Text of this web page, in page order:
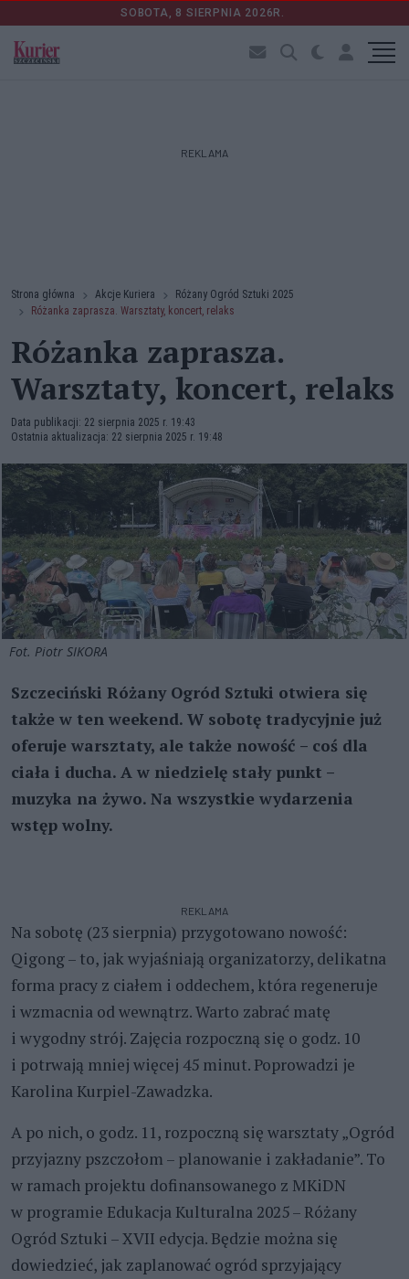
SOBOTA, 8 SIERPNIA 2026R.
REKLAMA
Strona główna Akcje Kuriera
Różany Ogród Sztuki 2025
Różanka zaprasza. Warsztaty, koncert, relaks
Różanka zaprasza.
Warsztaty, koncert, relaks
Data publikacji: 22 sierpnia 2025 r. 19:43
Ostatnia aktualizacja: 22 sierpnia 2025 r. 19:48
Fot. Piotr SIKORA
Szczeciński Różany Ogród Sztuki otwiera się
także w ten weekend. W sobotę tradycyjnie już
oferuje warsztaty, ale także nowość – coś dla
ciała i ducha. A w niedzielę stały punkt –
muzyka na żywo. Na wszystkie wydarzenia
wstęp wolny.
REKLAMA
Na sobotę (23 sierpnia) przygotowano nowość:
Qigong – to, jak wyjaśniają organizatorzy, delikatna
forma pracy z ciałem i oddechem, która regeneruje
i wzmacnia od wewnątrz. Warto zabrać matę
i wygodny strój. Zajęcia rozpoczną się o godz. 10
i potrwają mniej więcej 45 minut. Poprowadzi je
Karolina Kurpiel-Zawadzka.
A po nich, o godz. 11, rozpoczną się warsztaty „Ogród
przyjazny pszczołom – planowanie i zakładanie”. To
w ramach projektu dofinansowanego z MKiDN
w programie Edukacja Kulturalna 2025 – Różany
Ogród Sztuki – XVII edycja. Będzie można się
dowiedzieć, jak zaplanować ogród sprzyjający